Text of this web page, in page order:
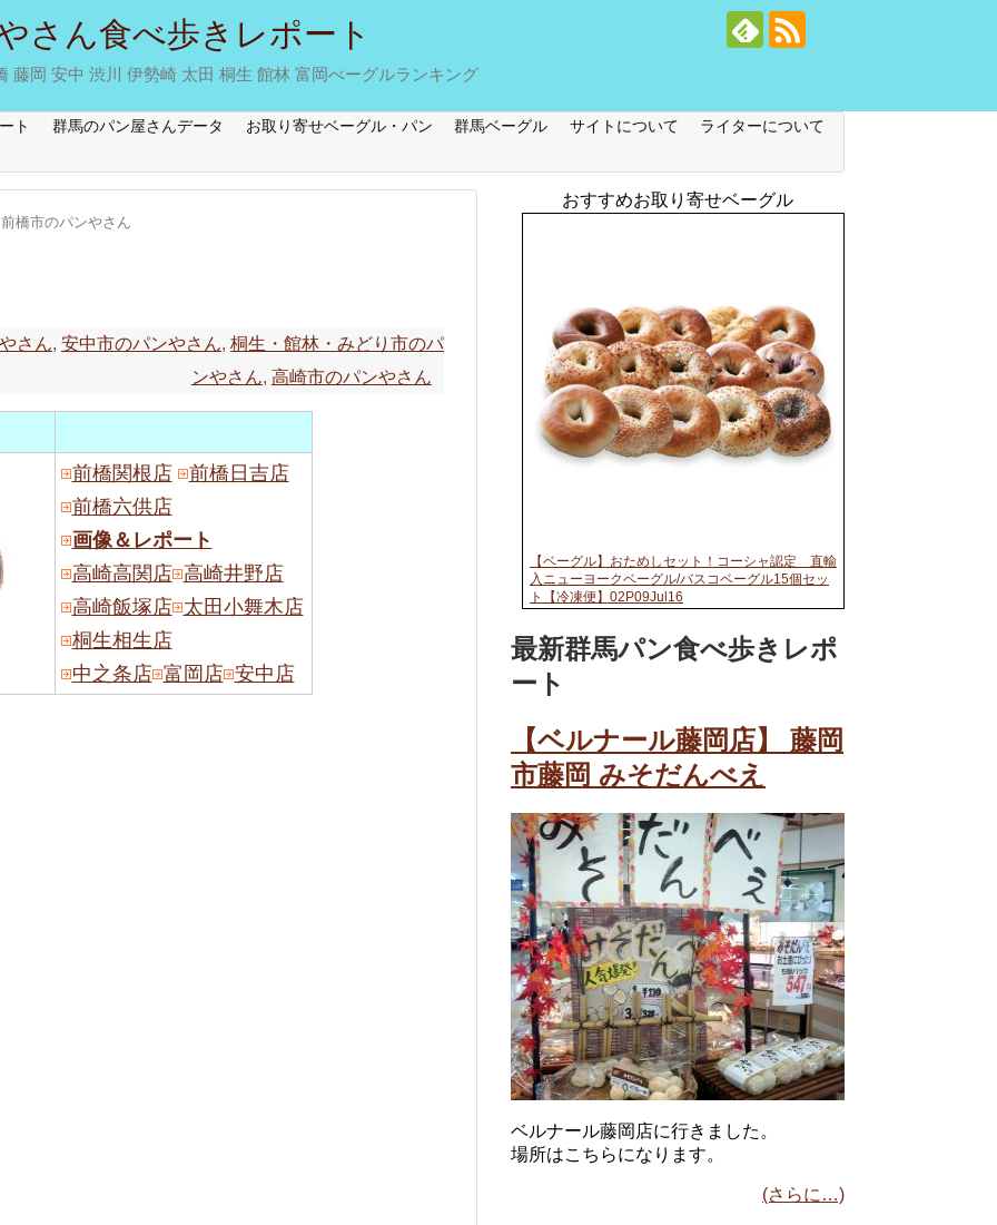
さん食べ歩きレポート
藤岡 安中 渋川 伊勢崎 太田 桐生 館林 富岡べーグルランキング
ト 群馬のパン屋さんデータ お取り寄せベーグル・パン 群馬ベーグル サイトについて ライターについて
前橋市のパンやさん
さん, 安中市のパンやさん, 桐生・館林・みどり市のパ
ンやさん, 高崎市のパンやさん
前橋関根店
前橋日吉店
前橋六供店
画像＆レポート
高崎高関店 高崎井野店
高崎飯塚店 太田小舞木店
桐生相生店
中之条店 富岡店 安中店
おすすめお取り寄せベーグル
【ベーグル】おためしセット！コーシャ認定 直輸
入ニューヨークベーグル/バスコベーグル15個セッ
ト【冷凍便】02P09Jul16
最新群馬パン食べ歩きレポ
ート
【ベルナール藤岡店】 藤岡
市藤岡 みそだんべえ
ベルナール藤岡店に行きました。
場所はこちらになります。
(さらに…)